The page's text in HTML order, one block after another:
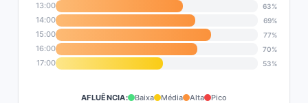
13:00 63%
14:00 69%
15:00 77%
16:00 70%
17:00 53%
AFLUÊNCIA: Baixa Média Alta Pico